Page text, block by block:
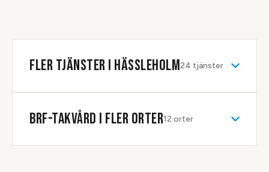
FLER TJÄNSTER I HÄSSLEHOLM24 tjänster
BRF-TAKVÅRD I FLER ORTER12 orter